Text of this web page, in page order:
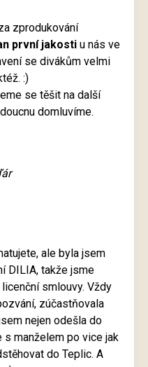
zprodukování
první jakosti u nás ve
se divákům velmi
:)
se těšit na další
domluvíme.
ale byla jsem
DILIA, takže jsme
smlouvy. Vždy
zúčastňovala
nejen odešla do
manželem po vice jak
do Teplic. A